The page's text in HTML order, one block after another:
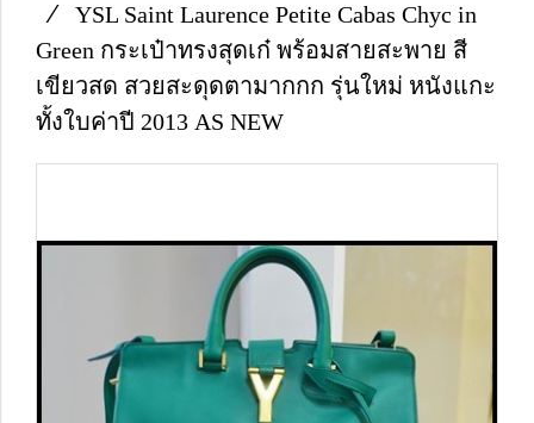
YSL Saint Laurence Petite Cabas Chyc in
Green กระเป๋าทรงสุดเก๋ พร้อมสายสะพาย สี
เขียวสด สวยสะดุดตามากกก รุ่นใหม่ หนังแกะ
ทั้งใบค่าปี 2013 AS NEW